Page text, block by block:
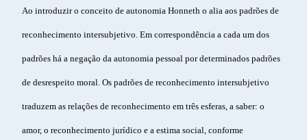
Ao introduzir o conceito de autonomia Honneth o alia aos padrões de
reconhecimento intersubjetivo. Em correspondência a cada um dos
padrões há a negação da autonomia pessoal por determinados padrões
de desrespeito moral. Os padrões de reconhecimento intersubjetivo
traduzem as relações de reconhecimento em três esferas, a saber: o
amor, o reconhecimento jurídico e a estima social, conforme